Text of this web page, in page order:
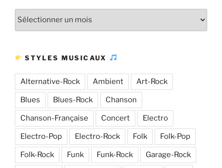
STYLES MUSICAUX
Alternative-Rock Ambient Art-Rock
Blues Blues-Rock Chanson
Chanson-Française Concert Electro
Electro-Pop Electro-Rock Folk Folk-Pop
Folk-Rock Funk Funk-Rock Garage-Rock